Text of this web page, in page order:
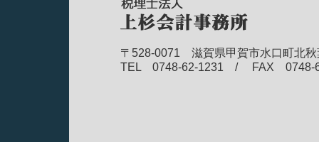
〒528-0071 滋賀県甲賀市水口町北秋
TEL 0748-62-1231 / FAX 0748-